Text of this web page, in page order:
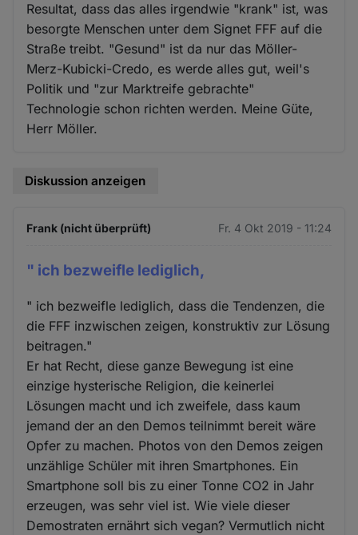
Resultat, dass das alles irgendwie "krank" ist, was
besorgte Menschen unter dem Signet FFF auf die
Straße treibt. "Gesund" ist da nur das Möller-
Merz-Kubicki-Credo, es werde alles gut, weil's
Politik und "zur Marktreife gebrachte"
Technologie schon richten werden. Meine Güte,
Herr Möller.
Diskussion anzeigen
Frank (nicht überprüft) Fr. 4 Okt 2019 - 11:24
" ich bezweifle lediglich,
" ich bezweifle lediglich, dass die Tendenzen, die
die FFF inzwischen zeigen, konstruktiv zur Lösung
beitragen."
Er hat Recht, diese ganze Bewegung ist eine
einzige hysterische Religion, die keinerlei
Lösungen macht und ich zweifele, dass kaum
jemand der an den Demos teilnimmt bereit wäre
Opfer zu machen. Photos von den Demos zeigen
unzählige Schüler mit ihren Smartphones. Ein
Smartphone soll bis zu einer Tonne CO2 in Jahr
erzeugen, was sehr viel ist. Wie viele dieser
Demostraten ernährt sich vegan? Vermutlich nicht